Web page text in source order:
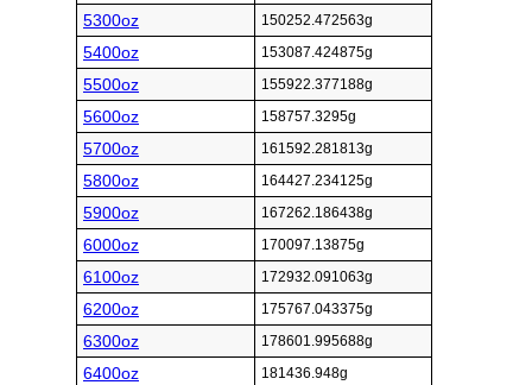
5300oz 150252.472563g
5400oz 153087.424875g
5500oz 155922.377188g
5600oz 158757.3295g
5700oz 161592.281813g
5800oz 164427.234125g
5900oz 167262.186438g
6000oz 170097.13875g
6100oz 172932.091063g
6200oz 175767.043375g
6300oz 178601.995688g
6400oz 181436.948g